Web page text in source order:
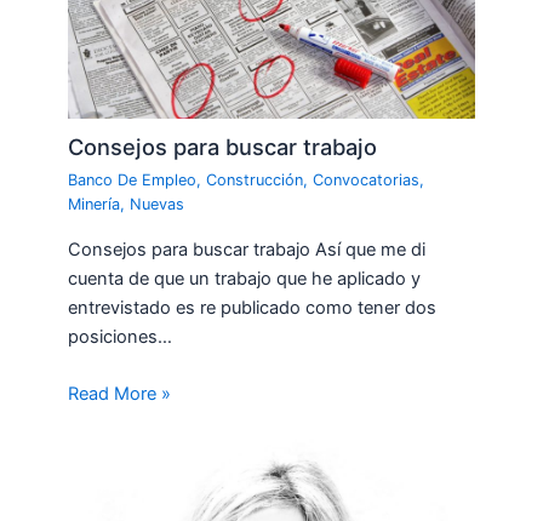
Consejos para buscar trabajo
Banco De Empleo,Construcción,Convocatorias,
Minería, Nuevas
Consejos para buscar trabajo Así que me di
cuenta de que un trabajo que he aplicado y
entrevistado es re publicado como tener dos
posiciones…
Read More »